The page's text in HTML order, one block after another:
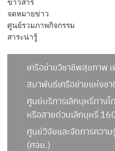
ข่าวสาร
จดหมายข่าว
ศูนย์รวมภาพกิจกรรม
สาระน่ารู้
เครือข่ายวิชาชีพสุขภาพ
สมาพันธ์เครือข่ายแห่งช
ศูนย์บริการเลิกบุหรี่ทาง
หรือสายด่วนเลิกบุหรี่
ศูนย์วิจัยและจัดการควา
(ศจย.)